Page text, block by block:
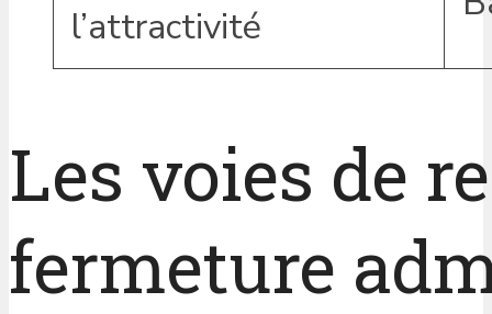
l’attractivité
Les voies de
fermeture